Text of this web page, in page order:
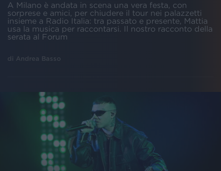
A Milano è andata in scena una vera festa, con
sorprese e amici, per chiudere il tour nei palazzetti
insieme a Radio Italia: tra passato e presente, Mattia
usa la musica per raccontarsi. Il nostro racconto della
serata al Forum
di Andrea Basso